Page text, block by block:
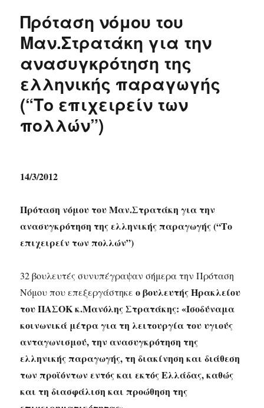
Πρόταση νόμου του
Μαν.Στρατάκη για την
ανασυγκρότηση της
ελληνικής παραγωγής
(“Το επιχειρείν των
πολλών”)
14/3/2012
Πρόταση νόμου του Μαν.Στρατάκη για την
ανασυγκρότηση της ελληνικής παραγωγής (“Το
επιχειρείν των πολλών”)
32 βουλευτές συνυπέγραψαν σήμερα την Πρόταση
Νόμου που επεξεργάστηκεο βουλευτής Ηρακλείου
του ΠΑΣΟΚ κ.Μανόλης Στρατάκης: «Ισοδύναμα
κοινωνικά μέτρα για τη λειτουργία του υγιούς
ανταγωνισμού, την ανασυγκρότηση της
ελληνικής παραγωγής, τη διακίνηση και διάθεση
των προϊόντων εντός και εκτός Ελλάδας, καθώς
και τη διασφάλιση και προώθηση της